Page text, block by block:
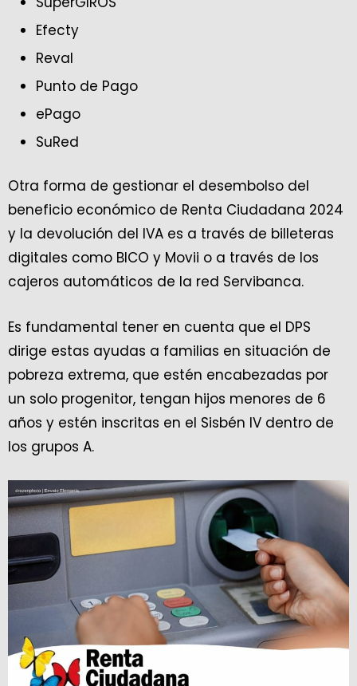
Efecty
Reval
Punto de Pago
ePago
SuRed
Otra forma de gestionar el desembolso del
beneficio económico de Renta Ciudadana 2024
y la devolución del IVA es a través de billeteras
digitales como BICO y Movii o a través de los
cajeros automáticos de la red Servibanca.
Es fundamental tener en cuenta que el DPS
dirige estas ayudas a familias en situación de
pobreza extrema, que estén encabezadas por
un solo progenitor, tengan hijos menores de 6
años y estén inscritas en el Sisbén IV dentro de
los grupos A.